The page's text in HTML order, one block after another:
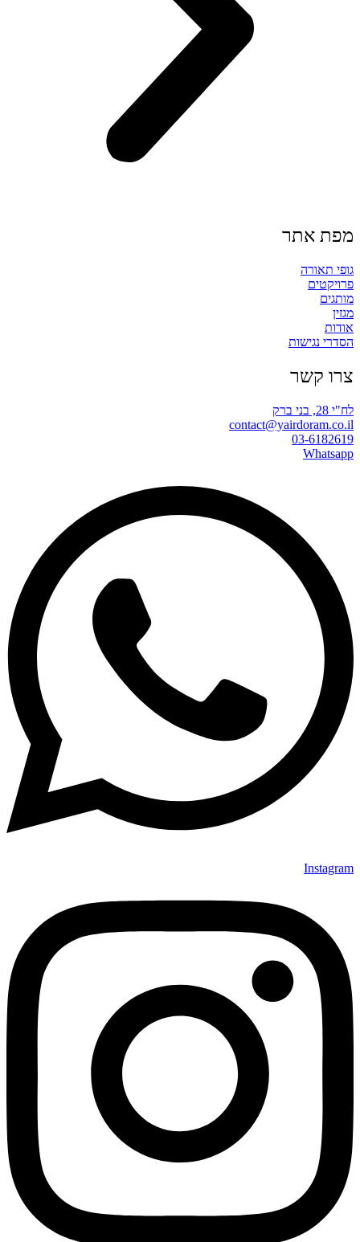
מפת אתר
גופי תאורה
פרויקטים
מותגים
מגזין
אודות
הסדרי נגישות
צרו קשר
לח"י 28, בני ברק
contact@yairdoram.co.il
03-6182619
Whatsapp
Instagram